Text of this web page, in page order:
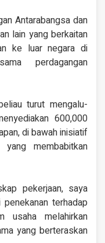
Antarabangsa dan
lain yang berkaitan
ke luar negara di
perdagangan
turut mengalu-
600,000
di bawah inisiatif
membabitkan
pekerjaan, saya
terhadap
usaha melahirkan
yang berteraskan